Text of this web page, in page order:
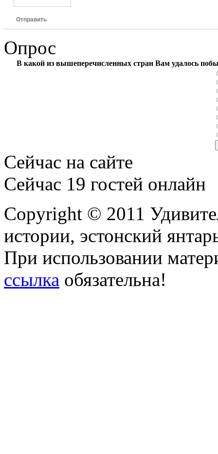
Отправить
Опрос
В какой из вышеперечисленных стран Вам удалось
Сейчас на сайте
Сейчас 19 гостей онлайн
Copyright © 2011
истории, эстонский
При использовании
ссылка обязательна!